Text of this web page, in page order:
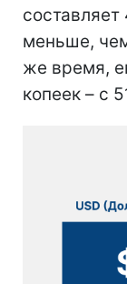
составляет
меньше,
же время,
копеек – с